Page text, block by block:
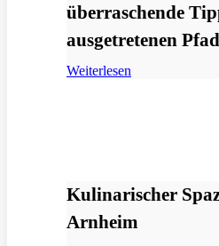
überraschende
ausgetretenen
Weiterlesen
Kulinarischer
Arnheim